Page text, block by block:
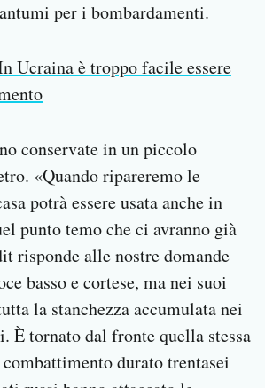
per i bombardamenti.
Ucraina è troppo facile essere
conservate in un piccolo
«Quando ripareremo le
potrà essere usata anche in
punto temo che ci avranno già
risponde alle nostre domande
basso e cortese, ma nei suoi
la stanchezza accumulata nei
È tornato dal fronte quella stessa
durato trentasei